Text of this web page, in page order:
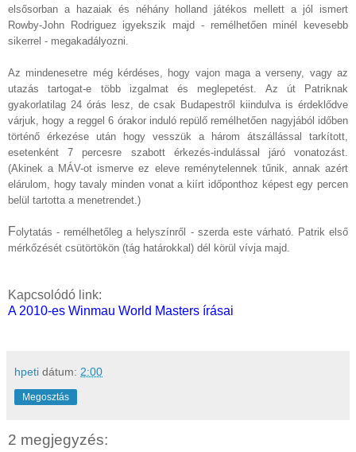
elsősorban a hazaiak és néhány holland játékos mellett a jól ismert
Rowby-John Rodriguez igyekszik majd - remélhetően minél kevesebb
sikerrel - megakadályozni.
Az mindenesetre még kérdéses, hogy vajon maga a verseny, vagy az
utazás tartogat-e több izgalmat és meglepetést. Az út Patriknak
gyakorlatilag 24 órás lesz, de csak Budapestről kiindulva is érdeklődve
várjuk, hogy a reggel 6 órakor induló repülő remélhetően nagyjából időben
történő érkezése után hogy vesszük a három átszállással tarkított,
esetenként 7 percesre szabott érkezés-indulással járó vonatozást.
(Akinek a MÁV-ot ismerve ez eleve reménytelennek tűnik, annak azért
elárulom, hogy tavaly minden vonat a kiírt időponthoz képest egy percen
belül tartotta a menetrendet.)
Folytatás - remélhetőleg a helyszínről - szerda este várható. Patrik első
mérkőzését csütörtökön (tág határokkal) dél körül vívja majd.
Kapcsolódó link:
A 2010-es Winmau World Masters írásai
hpeti dátum: 2:00
Megosztás
2 megjegyzés: